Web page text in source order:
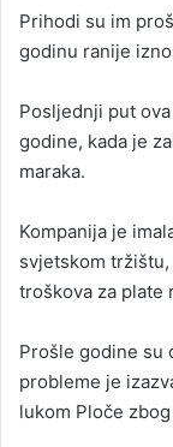
Prihodi su im
godinu ranije
Posljednji put
godine, kada je
maraka.
Kompanija je
svjetskom
troškova za plate
Prošle godine su
probleme je
lukom Ploče